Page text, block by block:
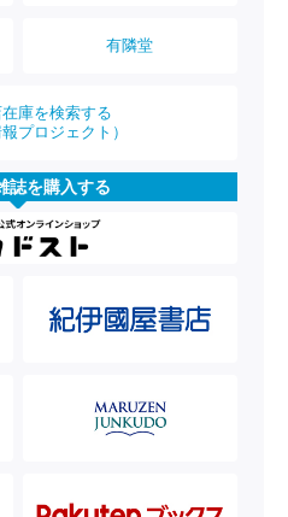
有隣堂
庫を検索する
プロジェクト）
誌を購入する